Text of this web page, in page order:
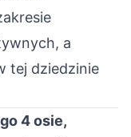
a
tej dziedzinie
4 osie,